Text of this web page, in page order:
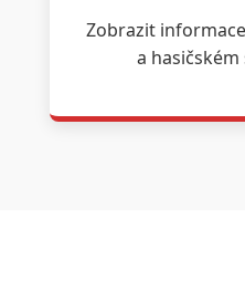
Zobrazit
a